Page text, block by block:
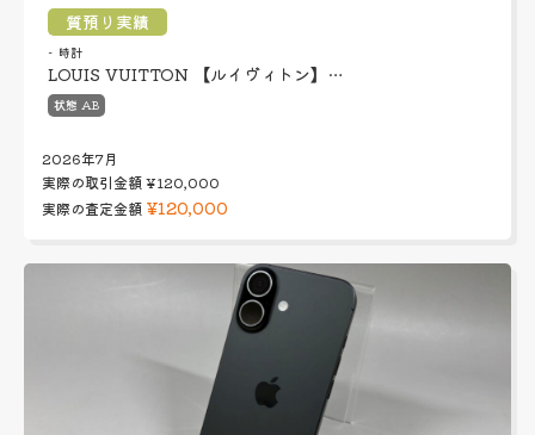
質預り実績
時計
LOUIS VUITTON 【ルイヴィトン】…
状態 AB
2026年7月
実際の取引金額¥120,000
実際の査定金額 ¥120,000